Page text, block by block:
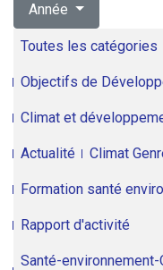
Année
Toutes les catégories
Objectifs de
Climat et
Actualité Climat
Formation santé
Rapport d'activité
Santé-